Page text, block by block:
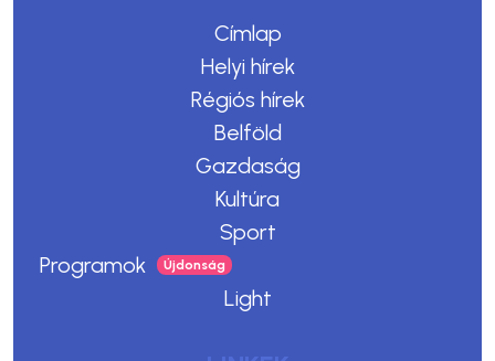
Címlap
Helyi hírek
Régiós hírek
Belföld
Gazdaság
Kultúra
Sport
Programok
Light